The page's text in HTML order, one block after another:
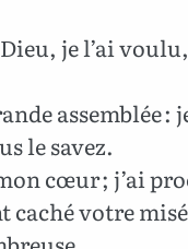
je l’ai
assemblée :
le savez.
cœur ; j’ai
caché votre